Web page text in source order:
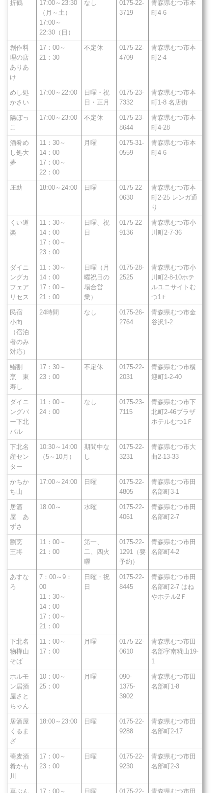
折鶴
17:00～23:30
（月～土）
17:00～
22:30（日）
なし
0175-22-
3719
青森県むつ市本
町4-6
創作料
理の店
ありあ
け
17：00～
21：30
不定休
0175-22-
4709
青森県むつ市本
町2-4
めし処
かさい
17:00～22:00
日曜・祝
日・正月
0175-23-
7332
青森県むつ市本
町1-8 名店街
陽ぼっ
こ
17:00～23:00 不定休
0175-23-
8644
青森県むつ市本
町4-28
酒肴め
し処大
夢
11：30～
14：00
17：00～
22：00
月曜
0175-31-
0559
青森県むつ市本
町4-6
庄助 18:00～24:00 日曜
0175-22-
0630
青森県むつ市本
町2-25 レンガ通
り
くい道
楽
11：30～
14：00
17：00～
23：00
日曜、祝
日
0175-22-
9136
青森県むつ市小
川町2-7-36
ダイニ
ングカ
フェア
リセス
11：30～
14：00
17：00～
21：00
日曜（月
曜祝日の
場合営
業）
0175-28-
2525
青森県むつ市小
川町2-8-10ホテ
ルユニサイトむ
つ1Ｆ
民宿
小向
（宿泊
者のみ
対応）
24時間 なし
0175-26-
2764
青森県むつ市金
谷沢1-2
鮨割
烹 東
寿し
17：30～
23：00
不定休
0175-22-
2031
青森県むつ市横
迎町1-2-40
ダイニ
ングバ
ー下北
バル
11：00～
24：00
なし
0175-23-
7115
青森県むつ市下
北町2-46プラザ
ホテルむつ1Ｆ
下北名
産セン
ター
10:30～14:00
（5～10月）
期間中な
し
0175-22-
3231
青森県むつ市大
曲2-13-33
かちか
ち山
17:00～24:00 日曜
0175-22-
4805
青森県むつ市田
名部町3-1
居酒
屋 あ
ずさ
18:00～ 水曜
0175-22-
4061
青森県むつ市田
名部町2-7
割烹
王将
11：00～
21：00
第一、
二、四火
曜
0175-22-
1291（要
予約）
青森県むつ市田
名部町4-2
あすな
ろ
7：00～9：
00
11：30～
14：00
17：00～
21：00
日曜・祝
日
0175-22-
8445
青森県むつ市田
名部町2-7 はね
やホテル2Ｆ
下北名
物樺山
そば
11：00～
17：00
月曜
0175-22-
0610
青森県むつ市田
名部字南糀山19-
1
ホルモ
ン居酒
屋さと
ちゃん
10：00～
25：00
月曜
090-
1375-
3902
青森県むつ市田
名部町1-8
居酒屋
くるま
ざ
18:00～23:00 日曜
0175-22-
9288
青森県むつ市田
名部町2-17
蕎麦酒
肴かも
川
17：00～
23：00
日曜
0175-22-
9230
青森県むつ市田
名部町2-3
喜ぶん 17：00～ 日曜 0175-22- 青森県むつ市田